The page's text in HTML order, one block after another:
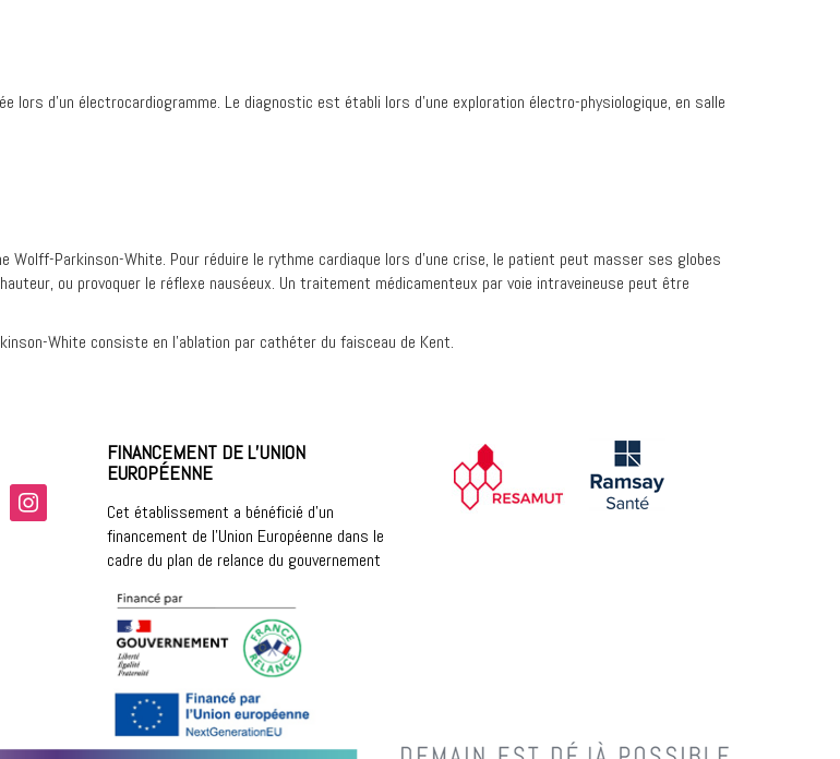
d’un électrocardiogramme. Le diagnostic est établi lors d’une exploration électro-physiologique, en salle
Parkinson-White. Pour réduire le rythme cardiaque lors d’une crise, le patient peut masser ses globes
ou provoquer le réflexe nauséeux. Un traitement médicamenteux par voie intraveineuse peut être
White consiste en l’ablation par cathéter du faisceau de Kent.
instagram
FINANCEMENT DE L’UNION
EUROPÉENNE
Cet établissement a bénéficié d’un
financement de l’Union Européenne dans le
cadre du plan de relance du gouvernement